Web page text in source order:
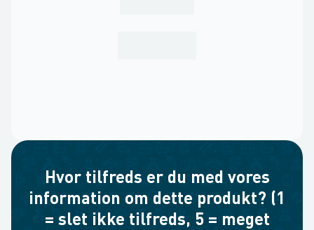
Hvor tilfreds er du med vores
information om dette produkt? (1
= slet ikke tilfreds, 5 = meget